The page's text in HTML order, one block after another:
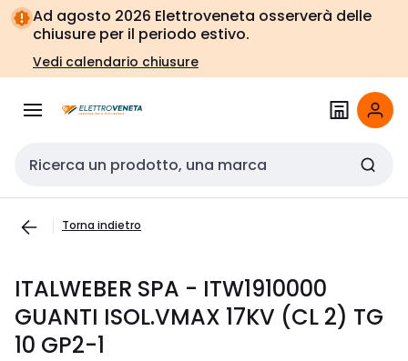
Vai alla
navigazione
Vai
alla
pagina
Ad agosto 2026 Elettroveneta osserverà delle
chiusure per il periodo estivo.
Vedi calendario chiusure
Cerca input
Torna indietro
ITALWEBER SPA - ITW1910000
GUANTI ISOL.VMAX 17KV (CL 2) TG
10 GP2-1